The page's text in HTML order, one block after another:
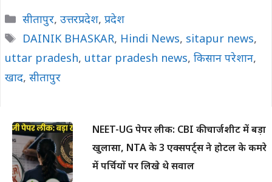
Categories
सीतापुर, उत्तरप्रदेश, प्रदेश
Tags
DAINIK BHASKAR, Hindi News, sitapur news,
uttar pradesh, uttar pradesh news, किसान परेशान,
खाद, सीतापुर
NEET-UG पेपर लीक: CBI की चार्जशीट में बड़ा
खुलासा, NTA के 3 एक्सपर्ट्स ने होटल के कमरे
में पर्चियों पर लिखे थे सवाल